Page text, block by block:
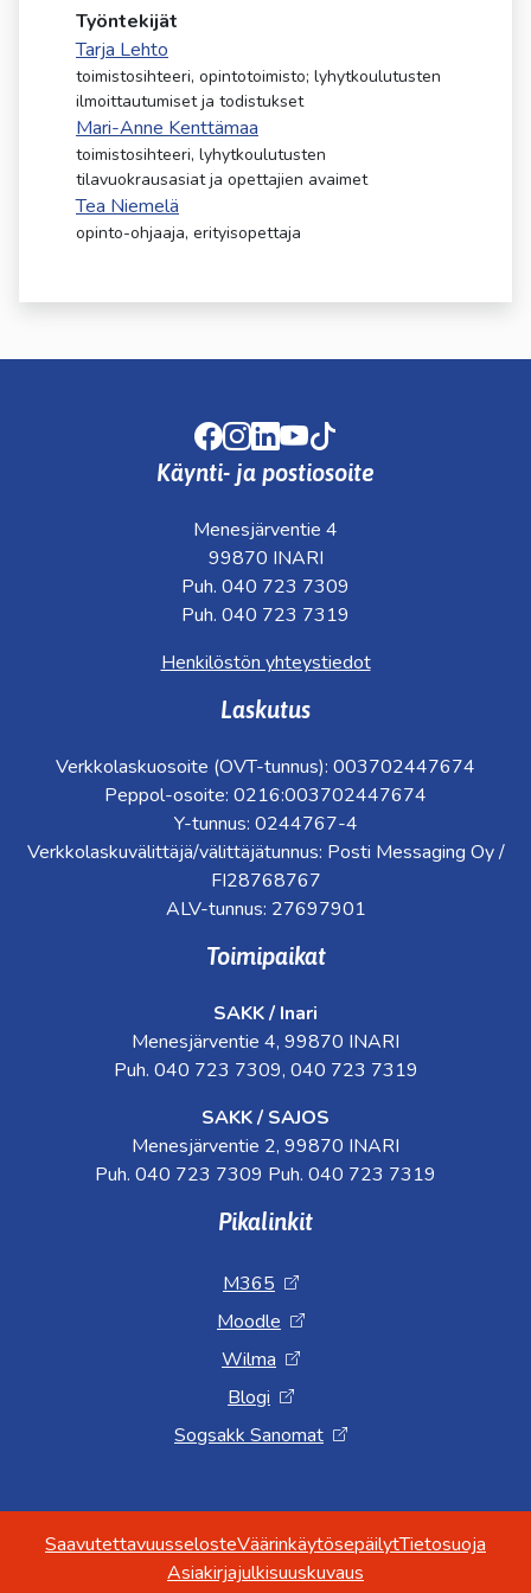
pyyhkäisyliikkeitä.
Työntekijät
Tarja Lehto
toimistosihteeri, opintotoimisto; lyhytkoulutusten
ilmoittautumiset ja todistukset
Mari-Anne Kenttämaa
toimistosihteeri, lyhytkoulutusten
tilavuokrausasiat ja opettajien avaimet
Tea Niemelä
opinto-ohjaaja, erityisopettaja
Facebook
Instagram
LinkedIn
Youtube
Käynti- ja postiosoite
Menesjärventie 4
99870 INARI
Puh. 040 723 7309
Puh. 040 723 7319
Henkilöstön yhteystiedot
Laskutus
Verkkolaskuosoite (OVT-tunnus): 003702447674
Peppol-osoite: 0216:003702447674
Y-tunnus: 0244767-4
Verkkolaskuvälittäjä/välittäjätunnus: Posti Messaging Oy /
FI28768767
ALV-tunnus: 27697901
Toimipaikat
SAKK / Inari
Menesjärventie 4, 99870 INARI
Puh. 040 723 7309, 040 723 7319
SAKK / SAJOS
Menesjärventie 2, 99870 INARI
Puh. 040 723 7309 Puh. 040 723 7319
Pikalinkit
M365
Moodle
Wilma
Blogi
Sogsakk Sanomat
SaavutettavuusselosteVäärinkäytösepäilytTietosuoja
Asiakirjajulkisuuskuvaus